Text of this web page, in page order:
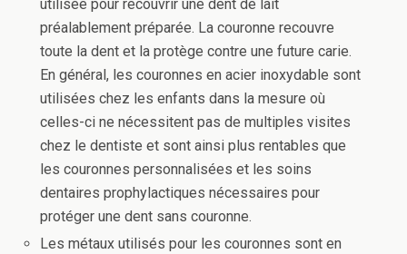
utilisée pour recouvrir une dent de lait
préalablement préparée. La couronne recouvre
toute la dent et la protège contre une future carie.
En général, les couronnes en acier inoxydable sont
utilisées chez les enfants dans la mesure où
celles-ci ne nécessitent pas de multiples visites
chez le dentiste et sont ainsi plus rentables que
les couronnes personnalisées et les soins
dentaires prophylactiques nécessaires pour
protéger une dent sans couronne.
Les métaux utilisés pour les couronnes sont en